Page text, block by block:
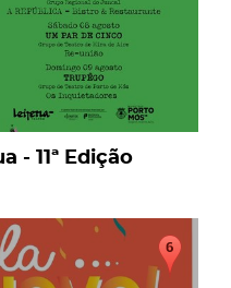
- 11ª Edição